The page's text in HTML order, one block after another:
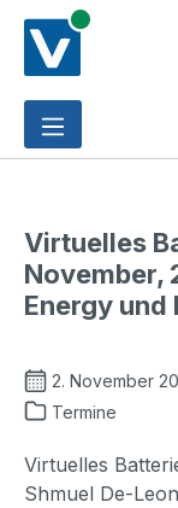
Zum Hauptinhalt
Virtuelles
November,
Energy und
2. November
Termine
Virtuelles
Shmuel De-